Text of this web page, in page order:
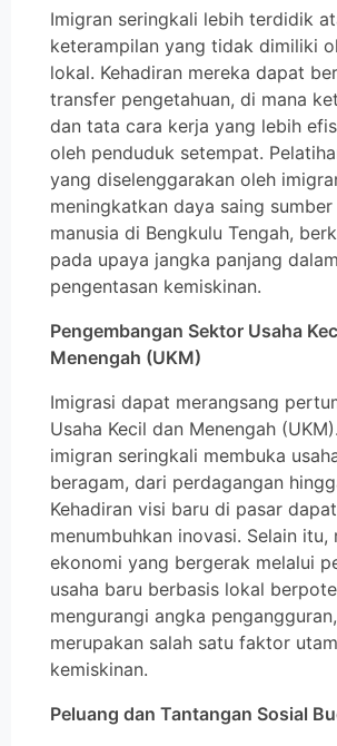
Imigran seringkali lebih terdidik
keterampilan yang tidak dimiliki
lokal. Kehadiran mereka dapat
transfer pengetahuan, di mana
dan tata cara kerja yang lebih
oleh penduduk setempat.
yang diselenggarakan oleh
meningkatkan daya saing sumber
manusia di Bengkulu Tengah,
pada upaya jangka panjang dalam
pengentasan kemiskinan.
Pengembangan Sektor Usaha
Menengah (UKM)
Imigrasi dapat merangsang
Usaha Kecil dan Menengah
imigran seringkali membuka
beragam, dari perdagangan
Kehadiran visi baru di pasar dapat
menumbuhkan inovasi. Selain itu,
ekonomi yang bergerak melalui
usaha baru berbasis lokal
mengurangi angka
merupakan salah satu faktor
kemiskinan.
Peluang dan Tantangan Sosial